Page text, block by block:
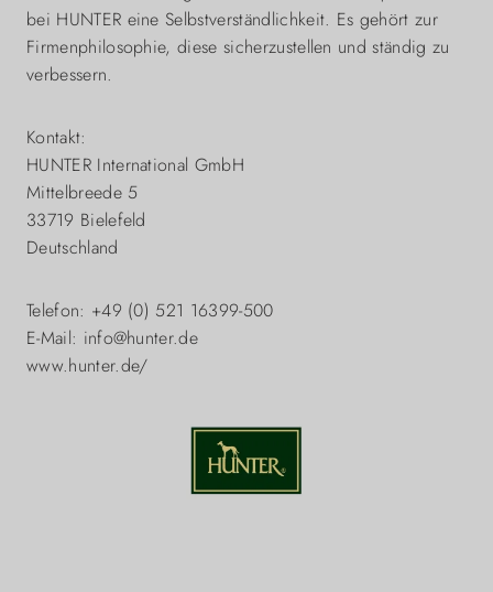
bei HUNTER eine Selbstverständlichkeit. Es gehört zur
Firmenphilosophie, diese sicherzustellen und ständig zu
verbessern.
Kontakt:
HUNTER International GmbH
Mittelbreede 5
33719 Bielefeld
Deutschland
Telefon: +49 (0) 521 16399-500
E-Mail: info@hunter.de
www.hunter.de/